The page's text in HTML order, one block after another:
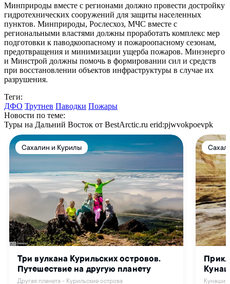
Минприроды вместе с регионами должно провести достройку
гидротехнических сооружений для защиты населенных
пунктов. Минприроды, Рослесхоз, МЧС вместе с
региональными властями должны проработать комплекс мер
подготовки к паводкоопасному и пожароопасному сезонам,
предотвращения и минимизации ущерба пожаров. Минэнерго
и Минстрой должны помочь в формировании сил и средств
при восстановлении объектов инфраструктуры в случае их
разрушения.
Теги:
ДФО Трутнев Паводки Пожары
Новости по теме:
Туры на Дальний Восток от BestArctic.ru erid:pjwvokpoevpk